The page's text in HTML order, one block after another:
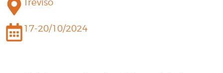
Treviso
17-20/10/2024